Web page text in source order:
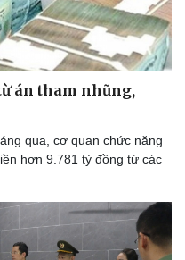
án tham nhũng,
qua, cơ quan chức năng
hơn 9.781 tỷ đồng từ các